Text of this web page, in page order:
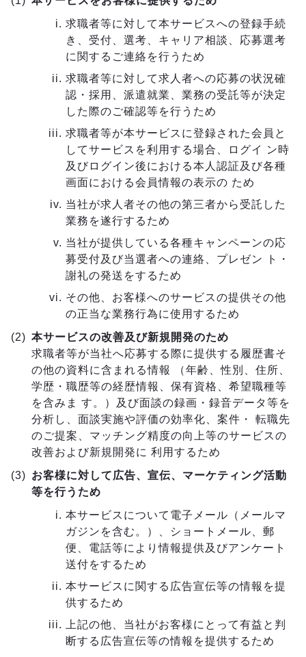
求職者等に対して本サービスへの登録手続
き、受付、選考、キャリア相談、応募選考
に関するご連絡を行うため
求職者等に対して求人者への応募の状況確
認・採用、派遣就業、業務の受託等が決定
した際のご確認等を行うため
求職者等が本サービスに登録された会員と
してサービスを利用する場合、ログイ ン時
及びログイン後における本人認証及び各種
画面における会員情報の表示の ため
当社が求人者その他の第三者から受託した
業務を遂行するため
当社が提供している各種キャンペーンの応
募受付及び当選者への連絡、プレゼン ト・
謝礼の発送をするため
その他、お客様へのサービスの提供その他
の正当な業務行為に使用するため
本サービスの改善及び新規開発のため
求職者等が当社へ応募する際に提供する履歴書そ
の他の資料に含まれる情報 （年齢、性別、住所、
学歴・職歴等の経歴情報、保有資格、希望職種等
を含みま す。）及び面談の録画・録音データ等を
分析し、面談実施や評価の効率化、案件・ 転職先
のご提案、マッチング精度の向上等のサービスの
改善および新規開発に 利用するため
お客様に対して広告、宣伝、マーケティング活動
等を行うため
本サービスについて電子メール（メールマ
ガジンを含む。）、ショートメール、郵
便、電話等により情報提供及びアンケート
送付をするため
本サービスに関する広告宣伝等の情報を提
供するため
上記の他、当社がお客様にとって有益と判
断する広告宣伝等の情報を提供するため